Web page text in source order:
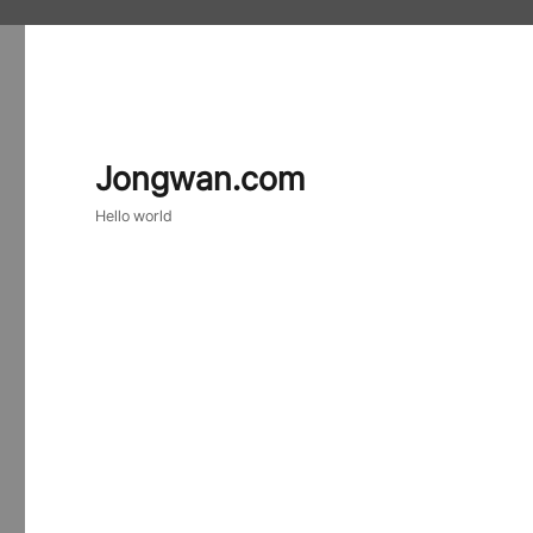
Jongwan.com
Hello world